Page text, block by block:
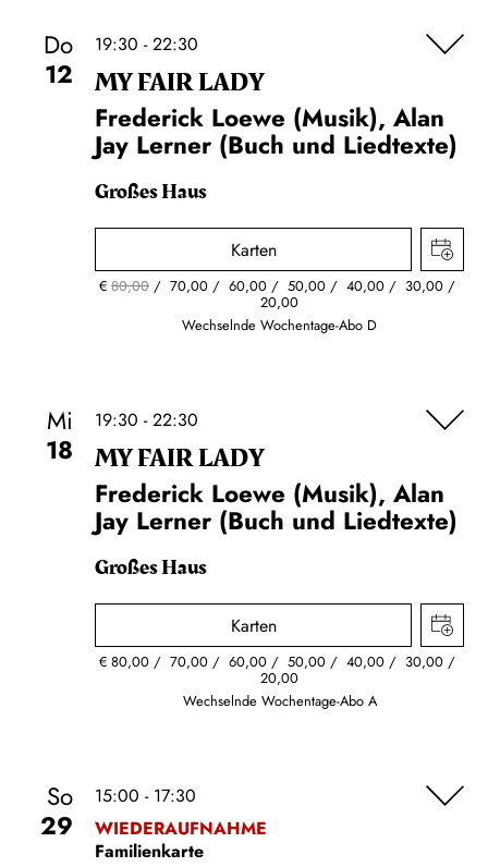
Do
12
19:30 - 22:30
MY FAIR LADY
Frederick Loewe (Musik), Alan
Jay Lerner (Buch und Liedtexte)
Großes Haus
Karten
€80,00 70,00 60,00 50,00 40,00 30,00
20,00
Wechselnde Wochentage-Abo D
Mi
18
19:30 - 22:30
MY FAIR LADY
Frederick Loewe (Musik), Alan
Jay Lerner (Buch und Liedtexte)
Großes Haus
Karten
€80,00 70,00 60,00 50,00 40,00 30,00
20,00
Wechselnde Wochentage-Abo A
So
29
15:00 - 17:30
WIEDERAUFNAHME
Familienkarte